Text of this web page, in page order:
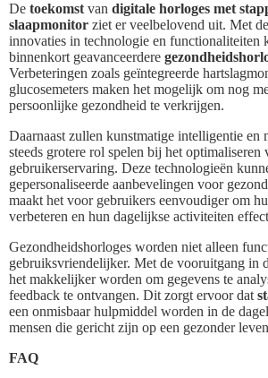
De toekomst van digitale horloges met
slaapmonitor ziet er veelbelovend uit. Met
innovaties in technologie en functionaliteiten
binnenkort geavanceerdere
Verbeteringen zoals geïntegreerde
glucosemeters maken het mogelijk om nog
persoonlijke gezondheid te verkrijgen.
Daarnaast zullen kunstmatige intelligentie en
steeds grotere rol spelen bij het optimaliseren
gebruikerservaring. Deze technologieën
gepersonaliseerde aanbevelingen voor
maakt het voor gebruikers eenvoudiger om
verbeteren en hun dagelijkse activiteiten
Gezondheidshorloges worden niet alleen
gebruiksvriendelijker. Met de vooruitgang in
het makkelijker worden om gegevens te
feedback te ontvangen. Dit zorgt ervoor dat
een onmisbaar hulpmiddel worden in de
mensen die gericht zijn op een gezonder
FAQ